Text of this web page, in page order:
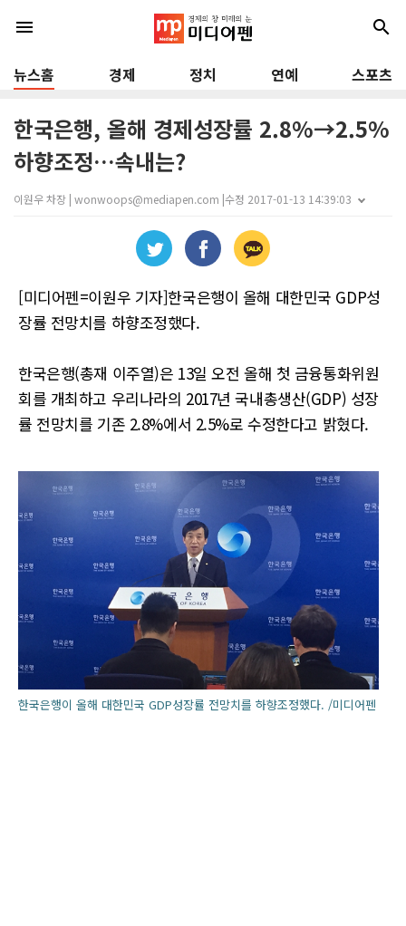
menu search
뉴스홈 경제 정치 연예 스포츠
한국은행, 올해 경제성장률 2.8%→2.5%
하향조정…속내는?
이원우 차장 | wonwoops@mediapen.com |수정 2017-01-13 14:39:03
[미디어펜=이원우 기자]한국은행이 올해 대한민국 GDP성
장률 전망치를 하향조정했다.
한국은행(총재 이주열)은 13일 오전 올해 첫 금융통화위원
회를 개최하고 우리나라의 2017년 국내총생산(GDP) 성장
률 전망치를 기존 2.8%에서 2.5%로 수정한다고 밝혔다.
한국은행이 올해 대한민국 GDP성장률 전망치를 하향조정했다. /미디어펜